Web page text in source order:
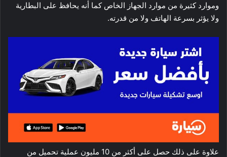
وموارد كثيرة من موارد الجهاز الخاص كما أنه يحافظ على البطارية
ولا يؤثر بسرعة الهاتف ولا من قدرته.
علاوة على ذلك حصل على أكثر من 10 مليون عملية تحميل من